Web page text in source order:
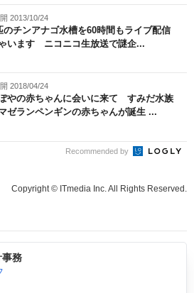
2013/10/24
のチンアナゴ水槽を60時間もライブ配信
います ニコニコ生放送で謎企...
2018/04/24
やの赤ちゃんに会いに来て すみだ水族
ゼランペンギンの赤ちゃんが誕生 ...
Recommended by
Copyright © ITmedia Inc. All Rights Reserved.
務